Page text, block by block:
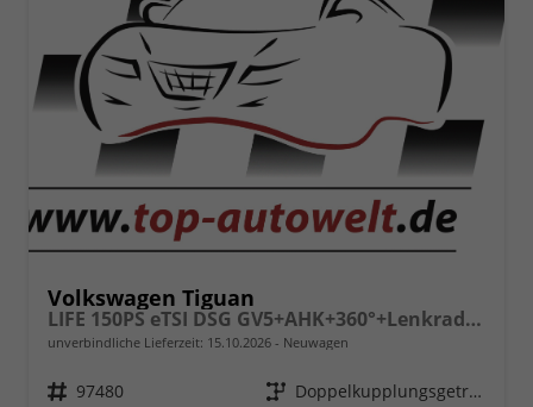
Volkswagen Tiguan
LIFE 150PS eTSI DSG GV5+AHK+360°+Lenkradheiz+IQ.Drive+ACC+App+eHeck+LED
unverbindliche Lieferzeit: 15.10.2026 Neuwagen
Fahrzeugnr. 97480 Getriebe
Doppelkupplungsgetriebe (DSG)